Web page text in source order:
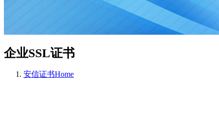
企业SSL证书
安信证书Home